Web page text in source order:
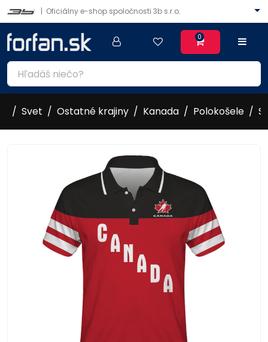
| Oficiálny e-shop spoločnosti 3b s.r.o.
0
Svet Ostatné krajiny Kanada Polokošele